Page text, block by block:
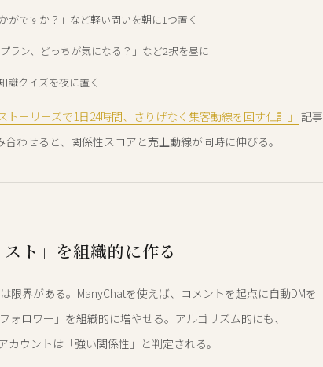
がですか？」など軽い問いを朝に1つ置く
ラン、どっちが気になる？」など2択を昼に
識クイズを夜に置く
トーリーズで1日24時間、さりげなく集客動線を回す仕計」 記事
わせると、関係性スコアと売上動線が同時に伸びる。
ト」を組織的に作る
限界がある。ManyChatを使えば、コメントを起点に自動DMを
ォロワー」を組織的に増やせる。アルゴリズム的にも、
カウントは「強い関係性」と判定される。